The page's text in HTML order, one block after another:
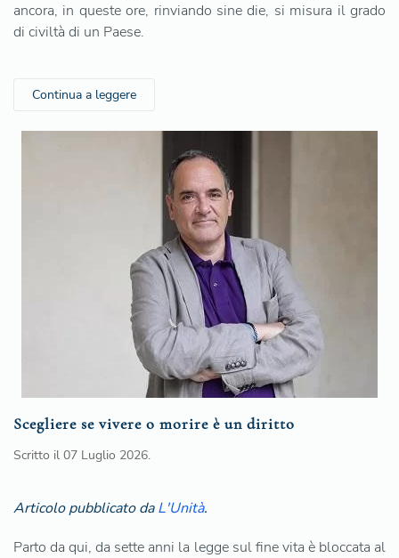
ancora, in queste ore, rinviando sine die, si misura il grado
di civiltà di un Paese.
Continua a leggere
Scegliere se vivere o morire è un diritto
Scritto il 07 Luglio 2026.
Articolo pubblicato daL'Unità.
Parto da qui, da sette anni la legge sul fine vita è bloccata al